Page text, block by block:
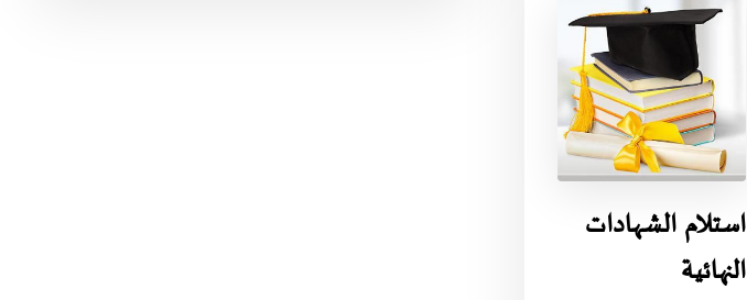
استلام الشهادات
النهائية